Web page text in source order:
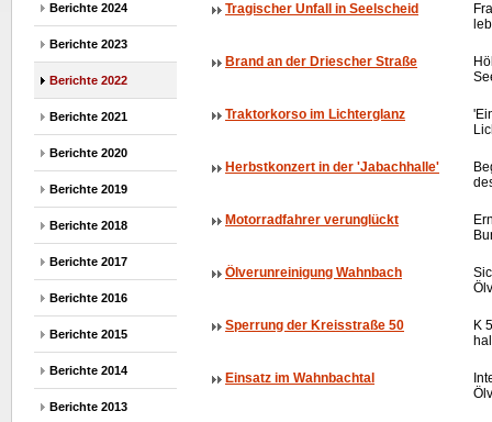
Berichte 2024
Berichte 2023
Berichte 2022
Berichte 2021
Berichte 2020
Berichte 2019
Berichte 2018
Berichte 2017
Berichte 2016
Berichte 2015
Berichte 2014
Berichte 2013
Tragischer Unfall in Seelscheid
Brand an der Driescher Straße
Traktorkorso im Lichterglanz
Herbstkonzert in der 'Jabachhalle'
Motorradfahrer verunglückt
Ölverunreinigung Wahnbach
Sperrung der Kreisstraße 50
K
Einsatz im Wahnbachtal